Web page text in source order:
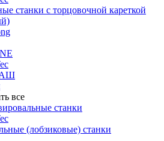
станки с торцовочной кареткой
все
станки
(лобзиковые) станки